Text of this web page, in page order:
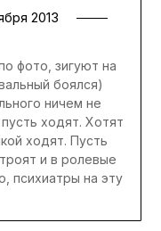
2013
фото, зигуют на
боялся)
ничем не
ходят. Хотят
ходят. Пусть
и в ролевые
психиатры на эту